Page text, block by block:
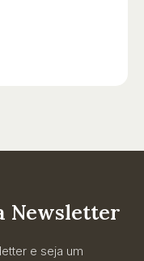
Newsletter
e seja um